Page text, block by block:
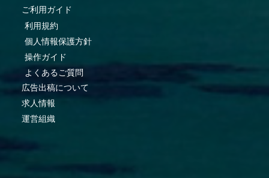
ご利用ガイド
利用規約
個人情報保護方針
操作ガイド
よくあるご質問
広告出稿について
求人情報
運営組織